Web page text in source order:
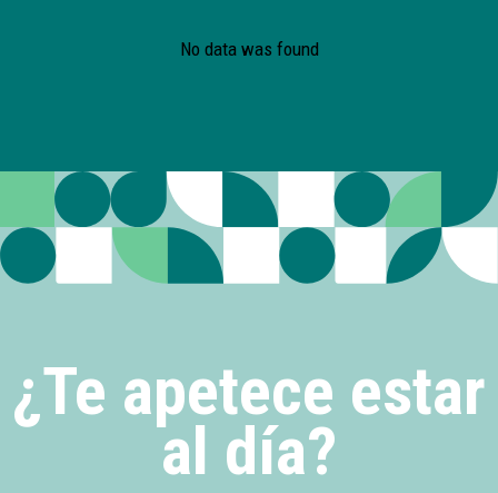
No data was found
¿Te apetece estar
al día?